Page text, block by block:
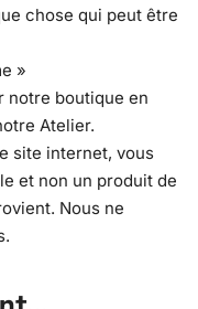
chose qui peut être
»
notre boutique en
Atelier.
site internet, vous
et non un produit de
Nous ne